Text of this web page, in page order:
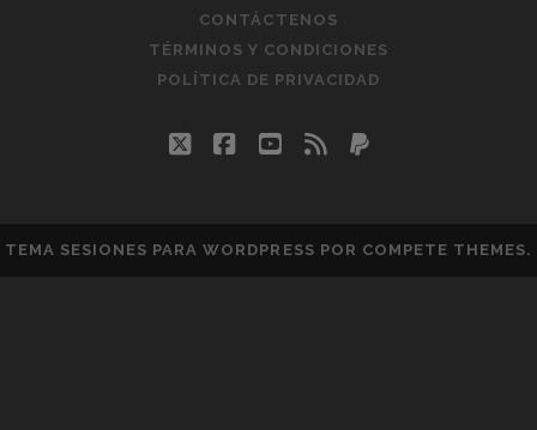
CONTÁCTENOS
TÉRMINOS Y CONDICIONES
POLÍTICA DE PRIVACIDAD
twitterfacebook
youtube
rss paypal
TEMA SESIONES PARA WORDPRESS POR COMPETE THEMES.